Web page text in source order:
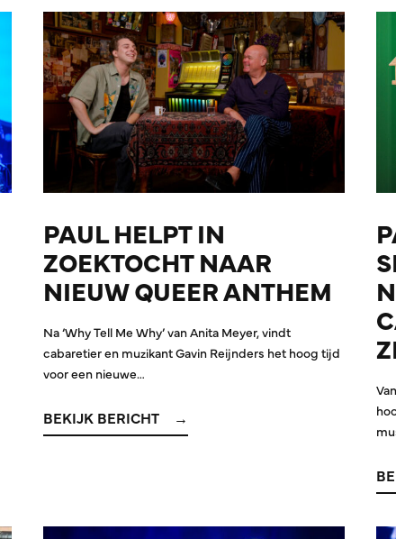
PAUL HELPT IN
ZOEKTOCHT NAAR
NIEUW QUEER ANTHEM
Na ‘Why Tell Me Why’ van Anita Meyer, vindt
cabaretier en muzikant Gavin Reijnders het hoog tijd
voor een nieuwe…
BEKIJK BERICHT